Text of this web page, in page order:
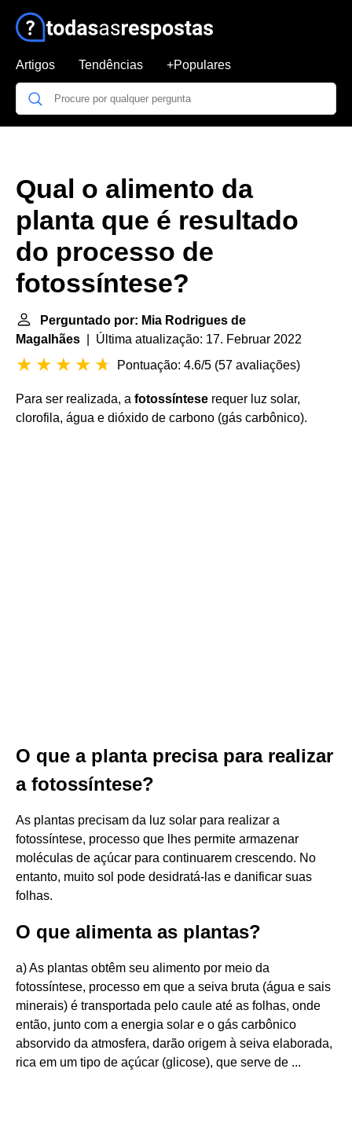
Artigos Tendências +Populares
Qual o alimento da
planta que é resultado
do processo de
fotossíntese?
Perguntado por: Mia Rodrigues de
Magalhães | Última atualização: 17. Februar 2022
Pontuação: 4.6/5 (57 avaliações)
Para ser realizada, a fotossíntese requer luz solar,
clorofila, água e dióxido de carbono (gás carbônico).
O que a planta precisa para realizar
a fotossíntese?
As plantas precisam da luz solar para realizar a
fotossíntese, processo que lhes permite armazenar
moléculas de açúcar para continuarem crescendo. No
entanto, muito sol pode desidratá-las e danificar suas
folhas.
O que alimenta as plantas?
a) As plantas obtêm seu alimento por meio da
fotossíntese, processo em que a seiva bruta (água e sais
minerais) é transportada pelo caule até as folhas, onde
então, junto com a energia solar e o gás carbônico
absorvido da atmosfera, darão origem à seiva elaborada,
rica em um tipo de açúcar (glicose), que serve de ...